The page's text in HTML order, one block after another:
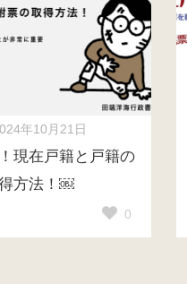
年10月21日
現在戸籍と戸籍の
方法！￼
0